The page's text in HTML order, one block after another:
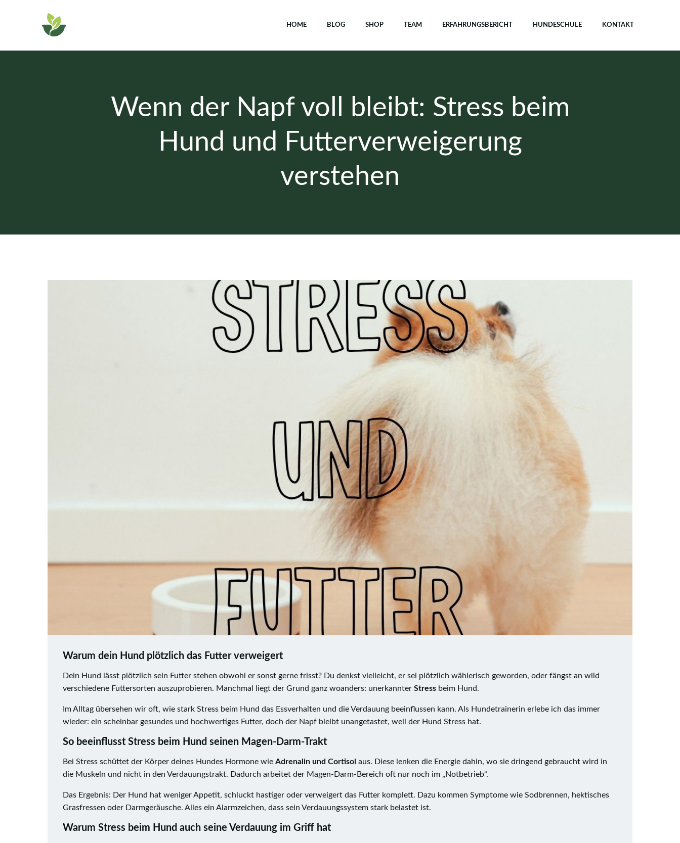
HOME BLOG SHOP TEAM ERFAHRUNGSBERICHT HUNDESCHULE KONTAKT
Wenn der Napf voll bleibt: Stress beim
Hund und Futterverweigerung
verstehen
Warum dein Hund plötzlich das Futter verweigert
Dein Hund lässt plötzlich sein Futter stehen obwohl er sonst gerne frisst? Du denkst vielleicht, er sei plötzlich wählerisch geworden, oder fängst an wild
verschiedene Futtersorten auszuprobieren. Manchmal liegt der Grund ganz woanders: unerkannter Stress beim Hund.
Im Alltag übersehen wir oft, wie stark Stress beim Hund das Essverhalten und die Verdauung beeinflussen kann. Als Hundetrainerin erlebe ich das immer
wieder: ein scheinbar gesundes und hochwertiges Futter, doch der Napf bleibt unangetastet, weil der Hund Stress hat.
So beeinflusst Stress beim Hund seinen Magen-Darm-Trakt
Bei Stress schüttet der Körper deines Hundes Hormone wie Adrenalin und Cortisol aus. Diese lenken die Energie dahin, wo sie dringend gebraucht wird in
die Muskeln und nicht in den Verdauungstrakt. Dadurch arbeitet der Magen-Darm-Bereich oft nur noch im „Notbetrieb“.
Das Ergebnis: Der Hund hat weniger Appetit, schluckt hastiger oder verweigert das Futter komplett. Dazu kommen Symptome wie Sodbrennen, hektisches
Grasfressen oder Darmgeräusche. Alles ein Alarmzeichen, dass sein Verdauungssystem stark belastet ist.
Warum Stress beim Hund auch seine Verdauung im Griff hat